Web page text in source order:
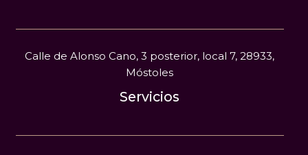
Calle de Alonso Cano, 3 posterior, local 7, 28933,
Móstoles
Servicios